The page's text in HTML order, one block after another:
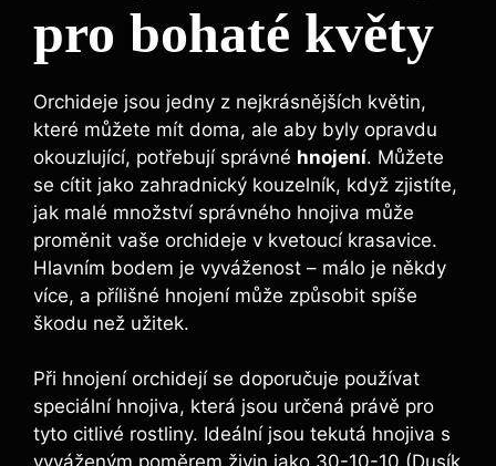
pro bohaté květy
Orchideje jsou jedny z nejkrásnějších květin,
které můžete mít doma, ale aby byly opravdu
okouzlující, potřebují správné hnojení. Můžete
se cítit jako zahradnický kouzelník, když zjistíte,
jak malé množství správného hnojiva může
proměnit vaše orchideje v kvetoucí krasavice.
Hlavním bodem je vyváženost – málo je někdy
více, a přílišné hnojení může způsobit spíše
škodu než užitek.
Při hnojení orchidejí se doporučuje používat
speciální hnojiva, která jsou určená právě pro
tyto citlivé rostliny. Ideální jsou tekutá hnojiva s